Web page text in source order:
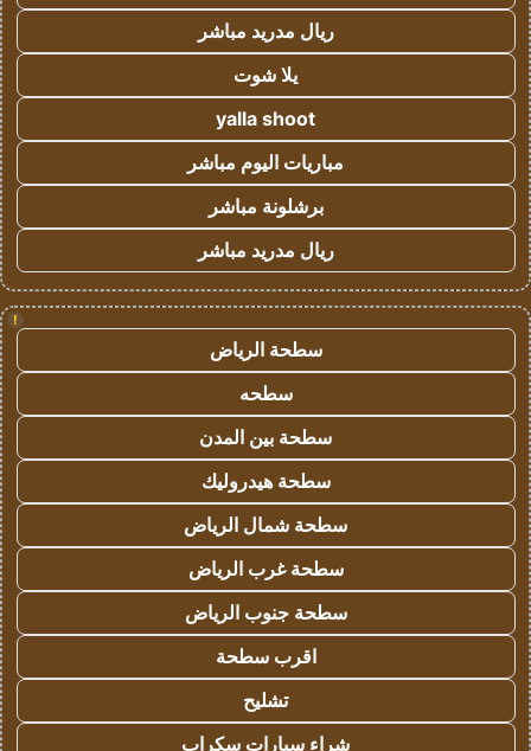
ريال مدريد مباشر
يلا شوت
yalla shoot
مباريات اليوم مباشر
برشلونة مباشر
ريال مدريد مباشر
!
سطحة الرياض
سطحه
سطحة بين المدن
سطحة هيدروليك
سطحة شمال الرياض
سطحة غرب الرياض
سطحة جنوب الرياض
اقرب سطحة
تشليح
شراء سيارات سكراب